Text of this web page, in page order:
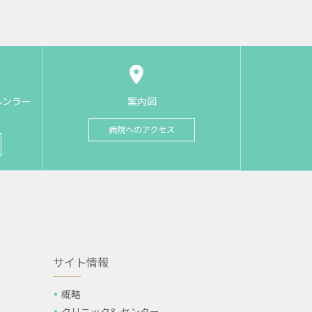
ラー 案内図
病院へのアクセス
サイト情報
概略